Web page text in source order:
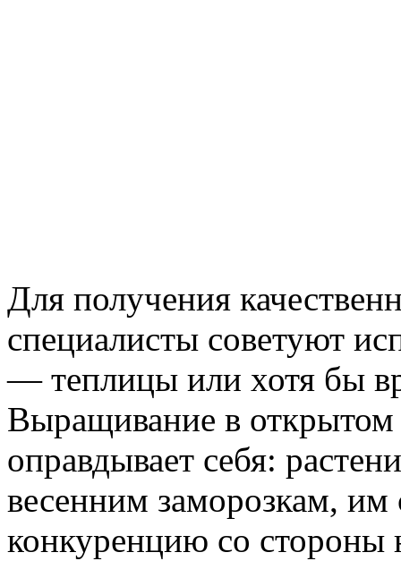
Для получения
специалисты советуют
— теплицы или хотя бы
Выращивание в открытом
оправдывает себя:
весенним заморозкам,
конкуренцию со